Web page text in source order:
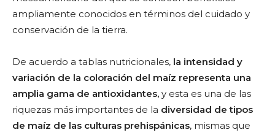
ampliamente conocidos en términos del cuidado y
conservación de la tierra.
De acuerdo a tablas nutricionales, la intensidad y
variación de la coloración del maíz representa una
amplia gama de antioxidantes, y esta es una de las
riquezas más importantes de la diversidad de tipos
de maíz de las culturas prehispánicas, mismas que